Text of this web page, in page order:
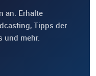
an. Erhalte
Tipps der
und mehr.